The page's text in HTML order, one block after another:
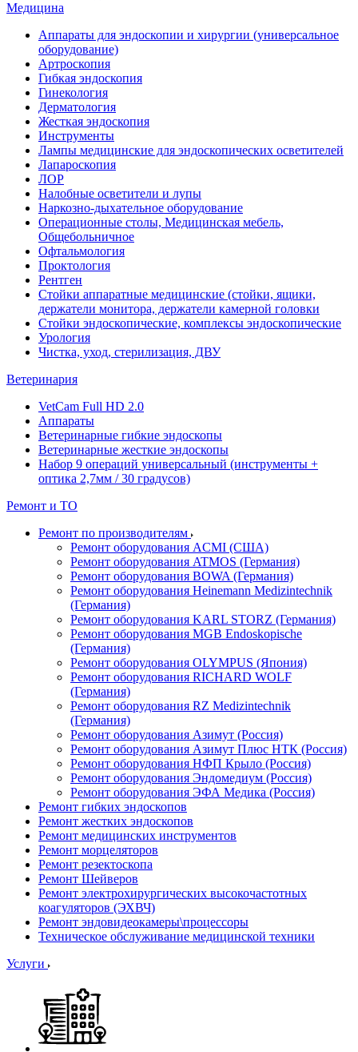
Медицина
Аппараты для эндоскопии и хирургии (универсальное
оборудование)
Артроскопия
Гибкая эндоскопия
Гинекология
Дерматология
Жесткая эндоскопия
Инструменты
Лампы медицинские для эндоскопических осветителей
Лапароскопия
ЛОР
Налобные осветители и лупы
Наркозно-дыхательное оборудование
Операционные столы, Медицинская мебель,
Общебольничное
Офтальмология
Проктология
Рентген
Стойки аппаратные медицинские (стойки, ящики,
держатели монитора, держатели камерной головки
Стойки эндоскопические, комплексы эндоскопические
Урология
Чистка, уход, стерилизация, ДВУ
Ветеринария
VetCam Full HD 2.0
Аппараты
Ветеринарные гибкие эндоскопы
Ветеринарные жесткие эндоскопы
Набор 9 операций универсальный (инструменты +
оптика 2,7мм / 30 градусов)
Ремонт и ТО
Ремонт по производителям
Ремонт оборудования ACMI (США)
Ремонт оборудования ATMOS (Германия)
Ремонт оборудования BOWA (Германия)
Ремонт оборудования Heinemann Medizintechnik
(Германия)
Ремонт оборудования KARL STORZ (Германия)
Ремонт оборудования MGB Endoskopische
(Германия)
Ремонт оборудования OLYMPUS (Япония)
Ремонт оборудования RICHARD WOLF
(Германия)
Ремонт оборудования RZ Medizintechnik
(Германия)
Ремонт оборудования Азимут (Россия)
Ремонт оборудования Азимут Плюс НТК (Россия)
Ремонт оборудования НФП Крыло (Россия)
Ремонт оборудования Эндомедиум (Россия)
Ремонт оборудования ЭФА Медика (Россия)
Ремонт гибких эндоскопов
Ремонт жестких эндоскопов
Ремонт медицинских инструментов
Ремонт морцеляторов
Ремонт резектоскопа
Ремонт Шейверов
Ремонт электрохирургических высокочастотных
коагуляторов (ЭХВЧ)
Ремонт эндовидеокамеры\процессоры
Техническое обслуживание медицинской техники
Услуги